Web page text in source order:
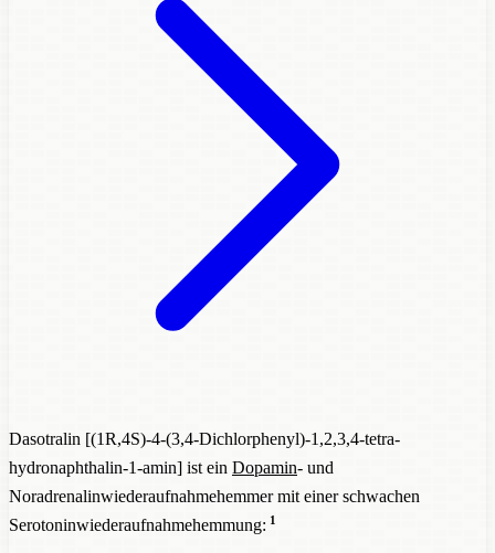
Dasotralin [(1R,4S)-4-(3,4-Dichlorphenyl)-1,2,3,4-tetra-
hydronaphthalin-1-amin] ist ein Dopamin- und
Noradrenalinwiederaufnahmehemmer mit einer schwachen
Serotoninwiederaufnahmehemmung: 1